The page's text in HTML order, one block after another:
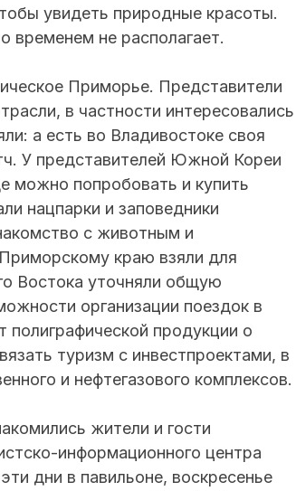
увидеть природные красоты.
временем не располагает.
Приморье. Представители
в частности интересовались
а есть во Владивостоке своя
У представителей Южной Кореи
можно попробовать и купить
нацпарки и заповедники
с животным и
краю взяли для
Востока уточняли общую
организации поездок в
полиграфической продукции о
туризм с инвестпроектами, в
и нефтегазового комплексов.
жители и гости
информационного центра
дни в павильоне, воскресенье